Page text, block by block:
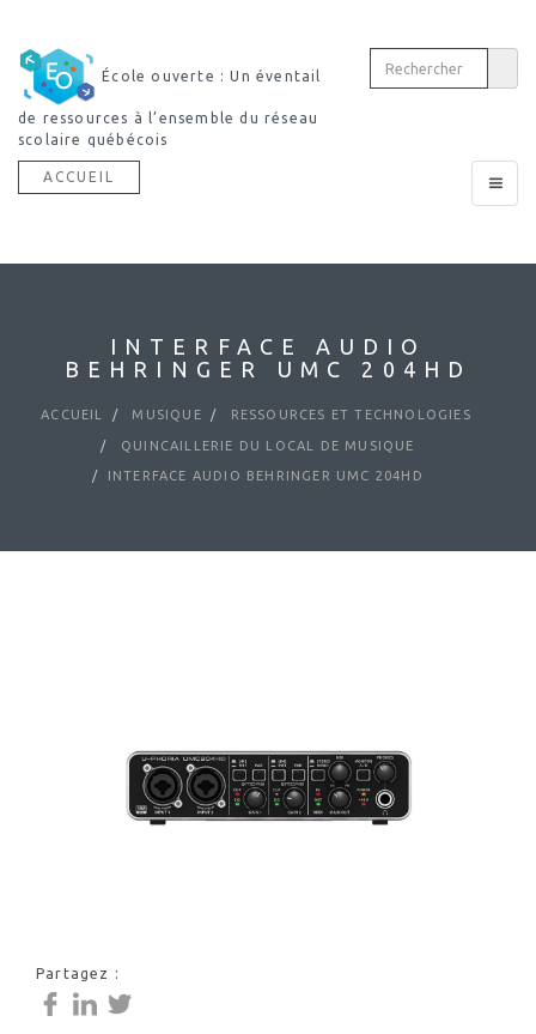
École ouverte : Un éventail
de ressources à l’ensemble du réseau
scolaire québécois
Toggle
ACCUEIL
INTERFACE AUDIO
BEHRINGER UMC 204HD
ACCUEIL MUSIQUE RESSOURCES ET TECHNOLOGIES
QUINCAILLERIE DU LOCAL DE MUSIQUE
INTERFACE AUDIO BEHRINGER UMC 204HD
Partagez :